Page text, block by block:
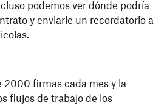
podemos ver dónde podría
y enviarle un recordatorio a
2000 firmas cada mes y la
flujos de trabajo de los